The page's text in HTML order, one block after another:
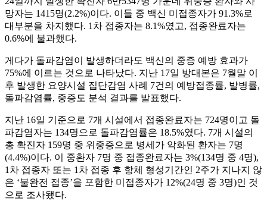
망자는 1415명(2.2%)이다. 이들 중 백신 미접종자가 91.3%로
대부분을 차지했다. 1차 접종자는 8.1%였고, 접종완료자는
0.6%에 불과했다.
게다가 돌파감염이 발생하더라도 백신의 중증 예방 효과가
75%에 이르는 것으로 나타났다. 지난 17일 방대본은 7월말 이
후 발생한 요양시설 집단감염 사례 7건의 예방접종률, 발병률,
돌파감염률, 중증도 분석 결과를 발표했다.
지난 16일 기준으로 7개 시설에서 접종완료자는 724명이고 돌
파감염자는 134명으로 돌파감염률은 18.5%였다. 7개 시설의
총 확진자 159명 중 위중증으로 병세가 악화된 환자는 7명
(4.4%)이다. 이 중환자 7명 중 접종완료자는 3%(134명 중 4명),
1차 접종자 또는 1차 접종 후 항체 형성기간인 2주가 지나지 않
은 ‘불완전 접종’을 포함한 미접종자가 12%(24명 중 3명)인 것
으로 조사됐다.